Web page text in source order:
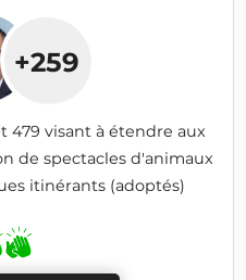
+259
479 visant à étendre aux
de spectacles d'animaux
itinérants (adoptés)